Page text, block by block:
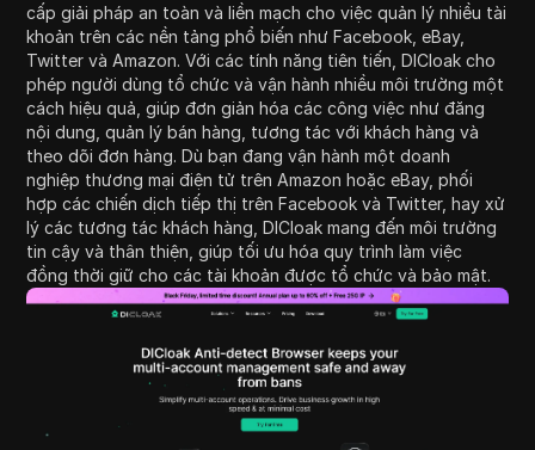
cấp giải pháp an toàn và liền mạch cho việc quản lý nhiều tài
khoản trên các nền tảng phổ biến như Facebook, eBay,
Twitter và Amazon. Với các tính năng tiên tiến, DICloak cho
phép người dùng tổ chức và vận hành nhiều môi trường một
cách hiệu quả, giúp đơn giản hóa các công việc như đăng
nội dung, quản lý bán hàng, tương tác với khách hàng và
theo dõi đơn hàng. Dù bạn đang vận hành một doanh
nghiệp thương mại điện tử trên Amazon hoặc eBay, phối
hợp các chiến dịch tiếp thị trên Facebook và Twitter, hay xử
lý các tương tác khách hàng, DICloak mang đến môi trường
tin cậy và thân thiện, giúp tối ưu hóa quy trình làm việc
đồng thời giữ cho các tài khoản được tổ chức và bảo mật.